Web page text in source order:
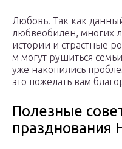
Любовь. Так как
любвеобилен, многих
истории и страстные
м могут рушиться
уже накопились
это пожелать вам
Полезные
празднования